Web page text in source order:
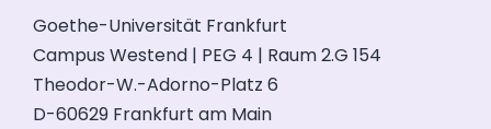
Goethe-Universität Frankfurt
Campus Westend | PEG 4 | Raum 2.G 154
Theodor-W.-Adorno-Platz 6
D-60629 Frankfurt am Main